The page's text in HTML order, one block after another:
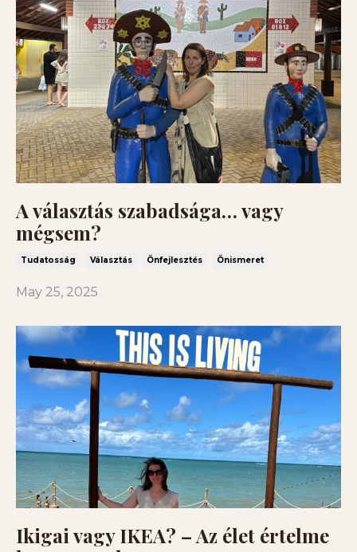
A választás szabadsága… vagy
mégsem?
Tudatosság Választás Önfejlesztés Önismeret
May 25, 2025
Ikigai vagy IKEA? – Az élet értelme